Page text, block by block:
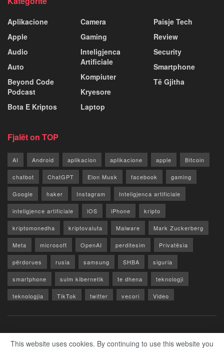
Aplikacione
Apple
Audio
Auto
Beyond Code
Podcast
Bota E Kriptos
Camera
Gaming
Inteligjenca
Artificiale
Kompiuter
Kryesore
Laptop
Paisje Tech
Review
Security
Smartphone
Të Gjitha
Fjalët on TOP
AI Android aplikacion aplikacione apple Bitcoin
chatbot ChatGPT Elon Musk facebook gaming
Google haker Instagram Inteligjenca artificiale
inteligjence artificiale iOS iPhone kripto
kriptomonedha kriptovaluta Malware Mark Zuckerberg
Meta microsoft OpenAI perditesim Privatësia
përdorues rusia samsung SHBA siguria
smartphone sulm kibernetik te dhena teknologji
teknologjia TikTok twitter vecori Video
This website uses cookies. By continuing to use this website you